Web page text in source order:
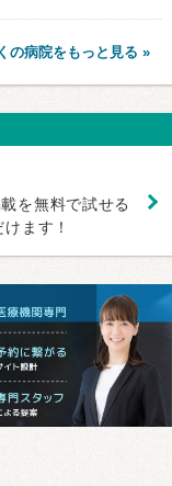
の病院をもっと見る »
を無料で試せる
ます！